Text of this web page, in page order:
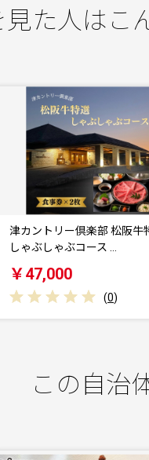
た人はこ
津カントリー倶楽部
鉄板焼コース田園 【…
￥70,000
この自治